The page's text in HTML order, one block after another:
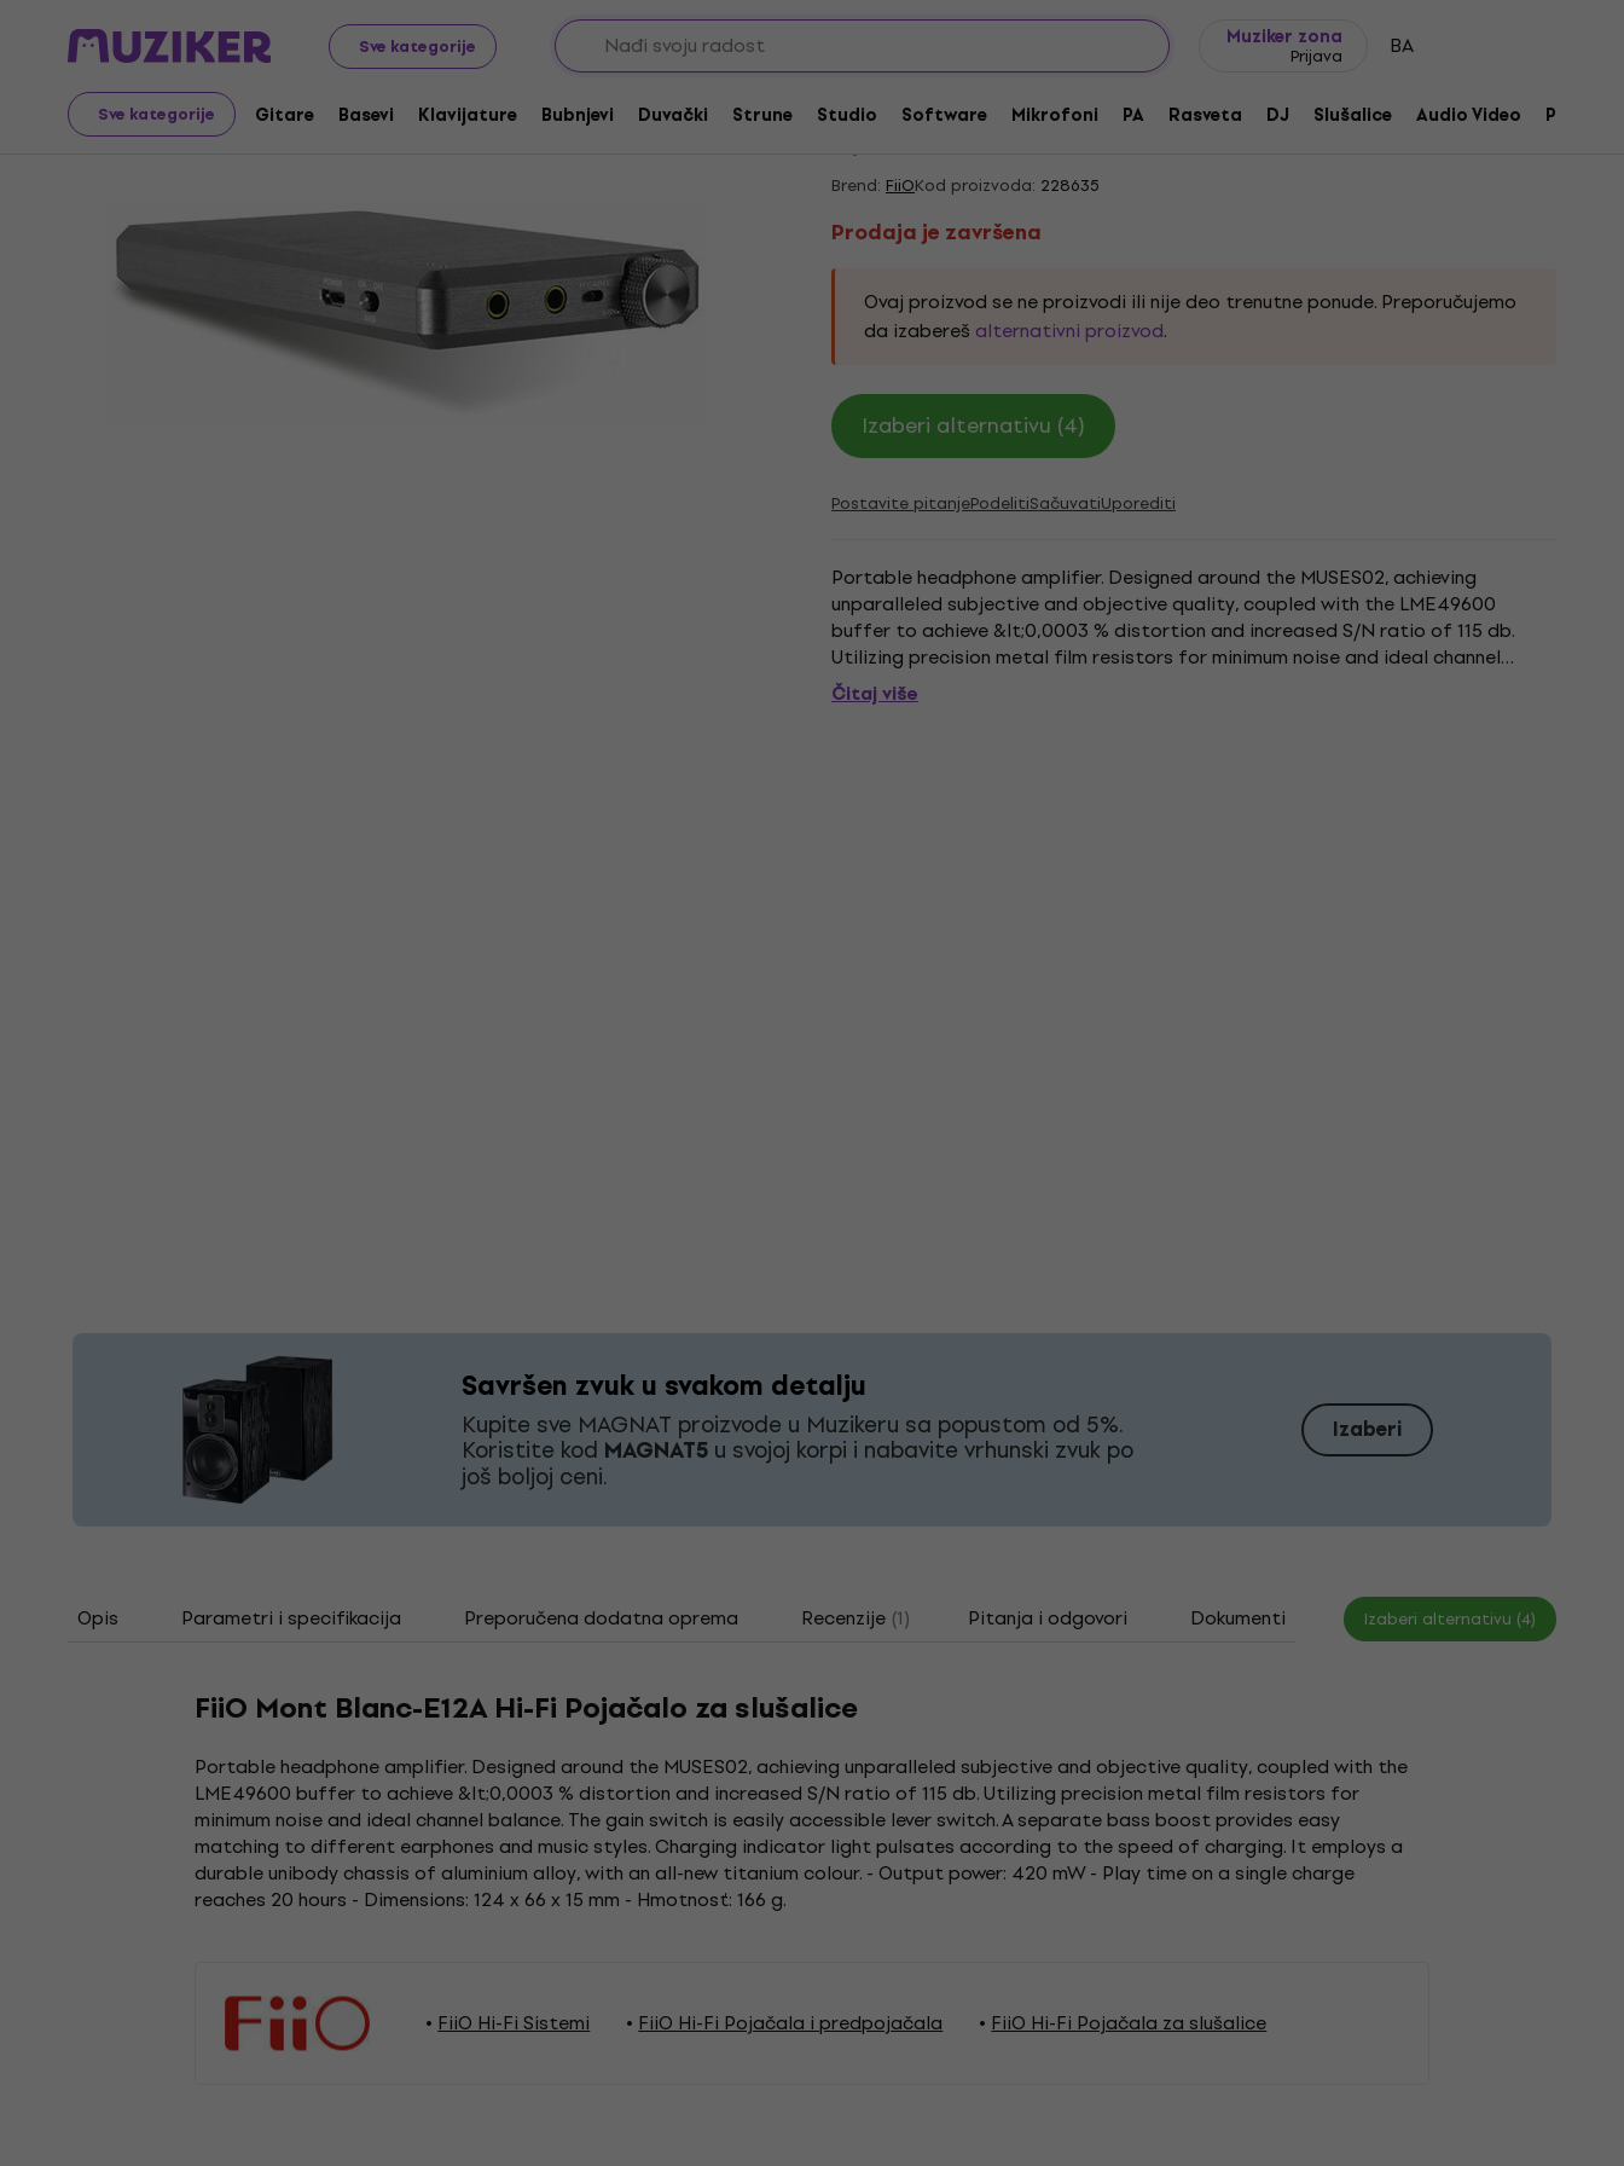
Sve kategorije
Muziker zona
Prijava BA
Sve kategorije Gitare Basevi Klavijature Bubnjevi Duvački Strune Studio Software Mikrofoni PA Rasveta DJ Slušalice Audio Video Pribor
Audio Video Tech Hi-Fi Hi-Fi Pojačala i predpojačala Hi-Fi Pojačala za slušalice
Prodaja je završena
Prodaja je završena
FiiO Mont Blanc-E12A Hi-Fi Pojačalo za slušalice
Brend: FiiOKod proizvoda: 228635
Prodaja je završena
Ovaj proizvod se ne proizvodi ili nije deo trenutne ponude. Preporučujemo
da izabereš alternativni proizvod.
Izaberi alternativu (4)
Postavite pitanjePodelitiSačuvatiUporediti
Portable headphone amplifier. Designed around the MUSES02, achieving
unparalleled subjective and objective quality, coupled with the LME49600
buffer to achieve &lt;0,0003 % distortion and increased S/N ratio of 115 db.
Utilizing precision metal film resistors for minimum noise and ideal channel
balance. The gain switch is easily accessible lever...
Čitaj više
Savršen zvuk u svakom detalju
Kupite sve MAGNAT proizvode u Muzikeru sa popustom od 5%.
Koristite kod MAGNAT5 u svojoj korpi i nabavite vrhunski zvuk po
još boljoj ceni.
Izaberi
Opis Parametri i specifikacija Preporučena dodatna oprema Recenzije (1) Pitanja i odgovori Dokumenti Izaberi alternativu (4)
FiiO Mont Blanc-E12A Hi-Fi Pojačalo za slušalice
Portable headphone amplifier. Designed around the MUSES02, achieving unparalleled subjective and objective quality, coupled with the
LME49600 buffer to achieve &lt;0,0003 % distortion and increased S/N ratio of 115 db. Utilizing precision metal film resistors for
minimum noise and ideal channel balance. The gain switch is easily accessible lever switch. A separate bass boost provides easy
matching to different earphones and music styles. Charging indicator light pulsates according to the speed of charging. It employs a
durable unibody chassis of aluminium alloy, with an all-new titanium colour. - Output power: 420 mW - Play time on a single charge
reaches 20 hours - Dimensions: 124 x 66 x 15 mm - Hmotnosť: 166 g.
FiiO Hi-Fi Sistemi FiiO Hi-Fi Pojačala i predpojačala FiiO Hi-Fi Pojačala za slušalice